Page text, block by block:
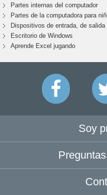
Partes internas del computador
Partes de la computadora para
Dispositivos de entrada, de
Escritorio de Windows
Aprende Excel jugando
Soy